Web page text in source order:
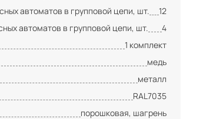
автоматов в групповой цепи, шт.
12
автоматов в групповой цепи, шт.
4
1 комплект
медь
металл
RAL7035
порошковая, шагрень